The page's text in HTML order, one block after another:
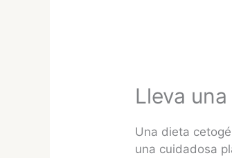
Lleva
Una dieta
una cuidadosa